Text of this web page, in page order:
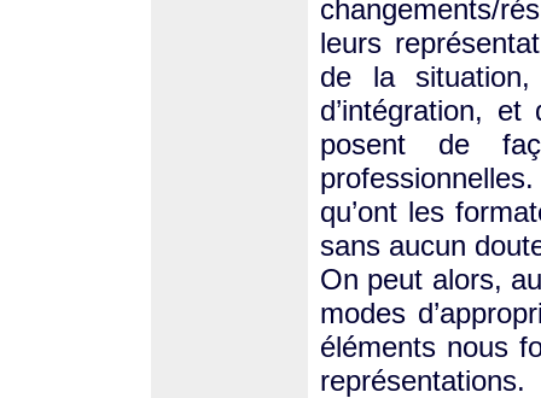
changements/
leurs
de la
d’intégration,
posent de
qu’ont les
sans aucun
On peut alors,
modes
éléments nous
représentations.